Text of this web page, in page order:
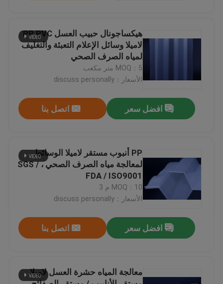
مراقبة الجودة
مدونة
اطلب اقتباس
MBBR بيو ميديا
هيكساجونال حبيب العسل PP PVC
لاميلا وسائل الإعلام التعبئة والتغليف
لمياه الصرف الصحي
MOQ：5 متر مكعب
الأسعار：discuss personally
افضل سعر اتصل بنا
PP أنبوب مستقر لاميلا الوسائط
لمعالجة مياه الصرف الصحي ، SGS /
FDA / ISO9001
MOQ：10 م 3
الأسعار：discuss personally
افضل سعر اتصل بنا
معالجة المياه حشرة العسل لاميلا